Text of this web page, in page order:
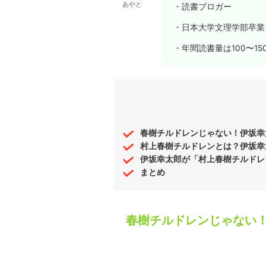
あやと ・読書ブロガー
・日本大学文理学部卒業
・年間読書量は100〜
春樹チルドレンじゃない！伊坂
村上春樹チルドレンとは？伊坂
伊坂幸太郎が「村上春樹チルド
まとめ
春樹チルドレンじゃない